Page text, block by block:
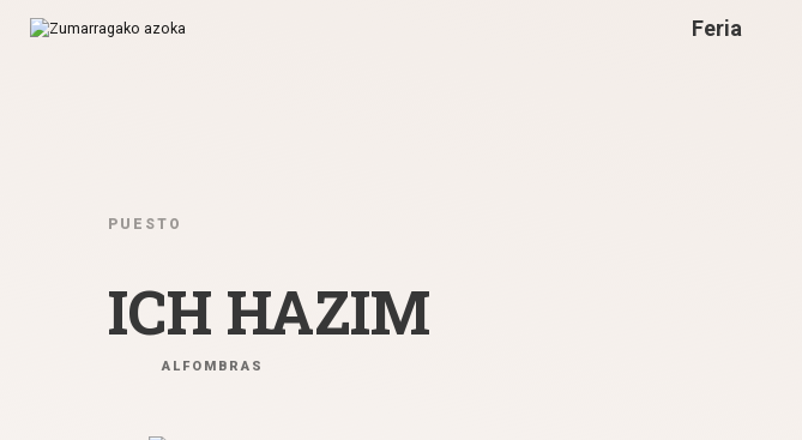
Ir directamente al contenido
Feria
PUESTO
ICH HAZIM
ALFOMBRAS